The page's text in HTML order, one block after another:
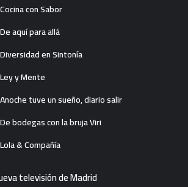
Cocina con Sabor
De aquí para allá
Diversidad en Sintonía
Ley y Mente
Anoche tuve un sueño, diario salir
De bodegas con la bruja Viri
Lola & Compañía
televisión de Madrid